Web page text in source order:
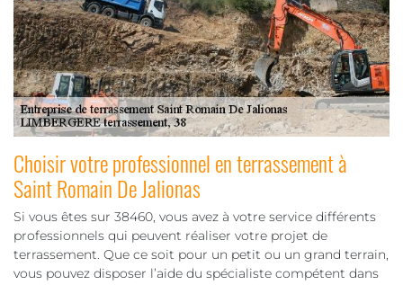
Choisir votre professionnel en terrassement à
Saint Romain De Jalionas
Si vous êtes sur 38460, vous avez à votre service différents
professionnels qui peuvent réaliser votre projet de
terrassement. Que ce soit pour un petit ou un grand terrain,
vous pouvez disposer l’aide du spécialiste compétent dans